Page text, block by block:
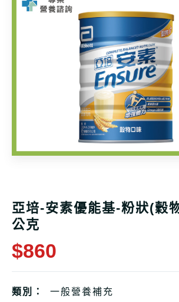
亞培-安素優能基-粉狀(穀
公克
$860
類別： 一般營養補充